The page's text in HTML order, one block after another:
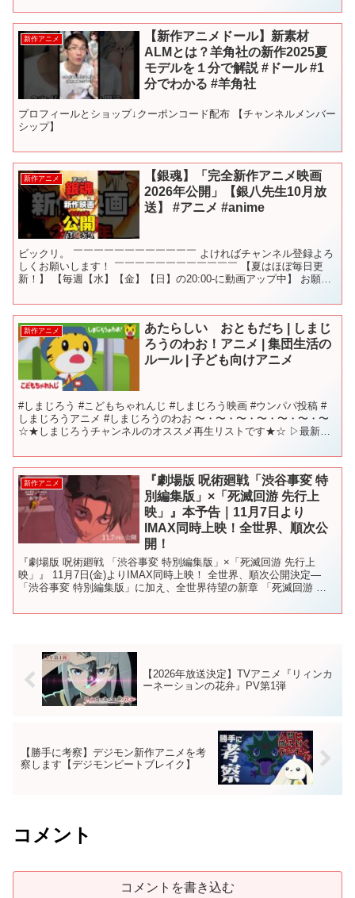
新作アニメ
【新作アニメドール】新素材
ALMとは？羊角社の新作2025夏
モデルを１分で解説 #ドール #1
分でわかる #羊角社
プロフィールとショップ↓クーポンコード配布 【チャンネルメンバー
シップ】
新作アニメ
【銀魂】「完全新作アニメ映画
2026年公開」【銀八先生10月放
送】 #アニメ #anime
ビックリ。 ￣￣￣￣￣￣￣￣￣￣￣￣ よければチャンネル登録よろ
しくお願いします！ ￣￣￣￣￣￣￣￣￣￣￣￣ 【夏はほぼ毎日更
新！】 【毎週【水】【金】【日】の20:00-に動画アップ中】 お願い
新作アニメ
あたらしい おともだち | しまじ
ろうのわお！アニメ | 集団生活の
ルール | 子ども向けアニメ
#しまじろう #こどもちゃれんじ #しまじろう映画 #ウンパパ投稿 #
しまじろうアニメ #しまじろうのわお 〜・〜・〜・〜・〜・〜・〜
☆★しまじろうチャンネルのオススメ再生リストです★☆ ▷最新月
新作アニメ
『劇場版 呪術廻戦「渋谷事変 特
別編集版」×「死滅回游 先行上
映」』本予告｜11月7日より
IMAX同時上映！全世界、順次公
開！
『劇場版 呪術廻戦 「渋谷事変 特別編集版」×「死滅回游 先行上
映」』 11月7日(金)よりIMAX同時上映！ 全世界、順次公開決定―
「渋谷事変 特別編集版」に加え、全世界待望の新章 「死滅回游 前
【2026年放送決定】TVアニメ『リィンカ
ーネーションの花弁』PV第1弾
【勝手に考察】デジモン新作アニメを考
察します【デジモンビートブレイク】
コメント
コメントを書き込む